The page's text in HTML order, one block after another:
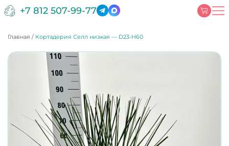
+7 812 507-99-77
Главная / Кортадерия Селл низкая — D23-H60